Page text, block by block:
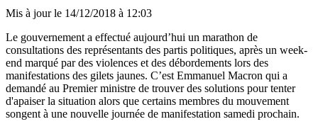
Mis à jour le 14/12/2018 à 12:03
Le gouvernement a effectué aujourd’hui un marathon de
consultations des représentants des partis politiques, après un week-
end marqué par des violences et des débordements lors des
manifestations des gilets jaunes. C’est Emmanuel Macron qui a
demandé au Premier ministre de trouver des solutions pour tenter
d'apaiser la situation alors que certains membres du mouvement
songent à une nouvelle journée de manifestation samedi prochain.